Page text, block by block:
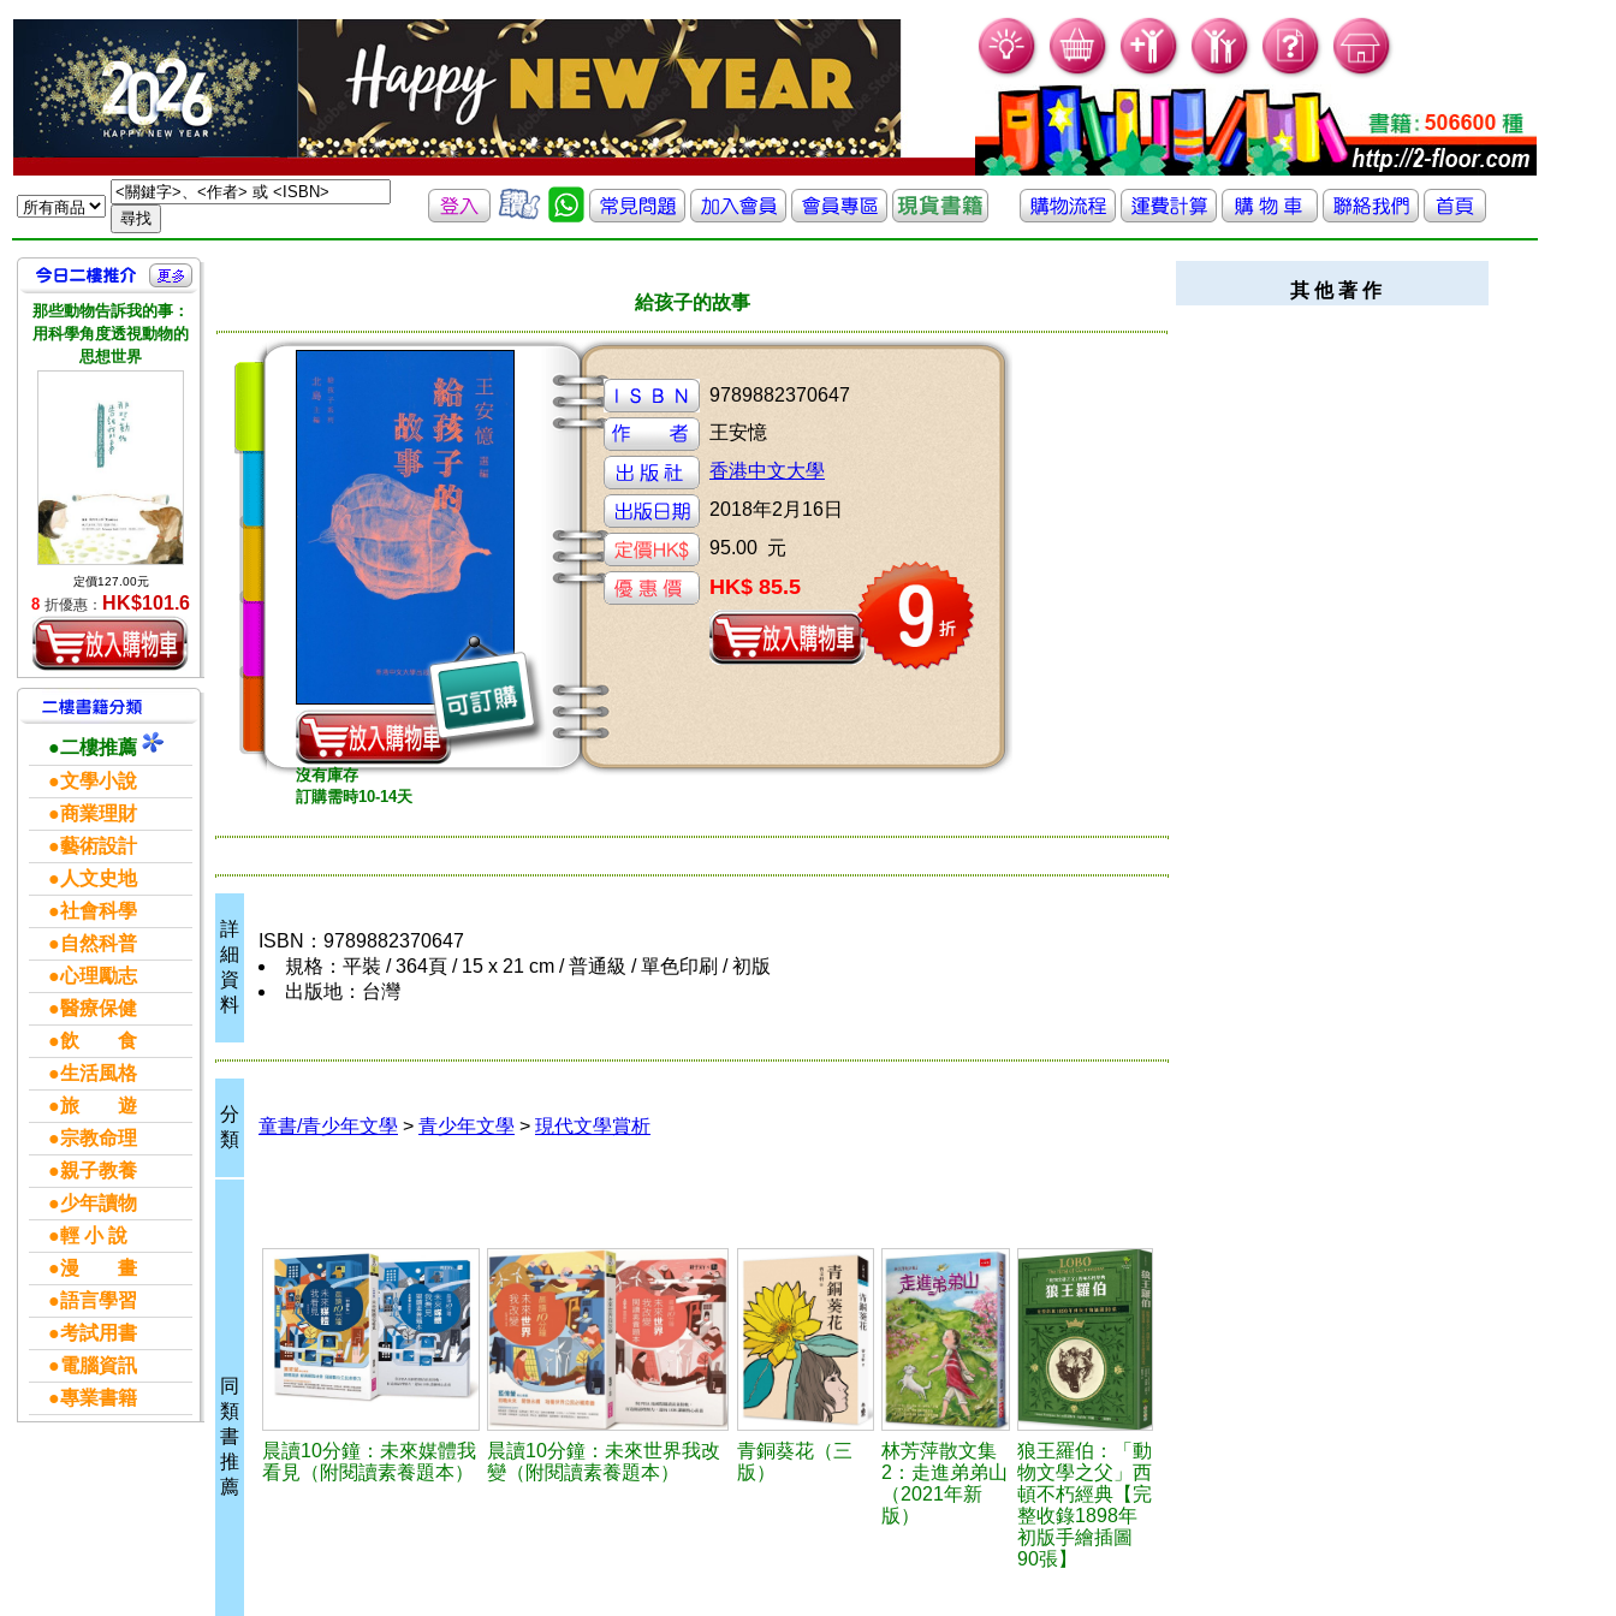
那些動物告訴我的事：
用科學角度透視動物的
思想世界
定價127.00元
8 折優惠： HK$101.6
●二樓推薦
●文學小說
●商業理財
●藝術設計
●人文史地
●社會科學
●自然科普
●心理勵志
●醫療保健
●飲 食
●生活風格
●旅 遊
●宗教命理
●親子教養
●少年讀物
●輕 小 說
●漫 畫
●語言學習
●考試用書
●電腦資訊
●專業書籍
給孩子的故事
沒有庫存
訂購需時10-14天
9789882370647
王安憶
香港中文大學
2018年2月16日
95.00 元
HK$ 85.5
詳
細
資
料
ISBN：9789882370647
規格：平裝 / 364頁 / 15 x 21 cm / 普通級 / 單色印刷 / 初版
出版地：台灣
分
類
童書/青少年文學 > 青少年文學 > 現代文學賞析
同
類
書
推
薦
晨讀10分鐘：未來媒體我
看見（附閱讀素養題本）
晨讀10分鐘：未來世界我改
變（附閱讀素養題本）
青銅葵花（三
版）
林芳萍散文集
2：走進弟弟山
（2021年新
版）
狼王羅伯：「動
物文學之父」西
頓不朽經典【完
整收錄1898年
初版手繪插圖
90張】
其 他 著 作